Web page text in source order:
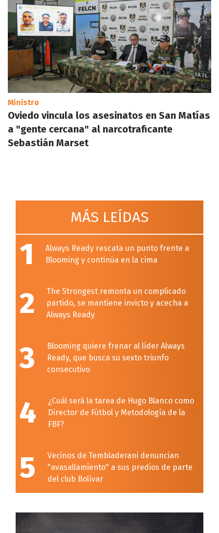
Ministro
Oviedo vincula los asesinatos en San Matías
a "gente cercana" al narcotraficante
Sebastián Marset
MÁS LEÍDAS
1
Always Ready rescata un punto frente a
Blooming y continúa en la cima
2
The Strongest remonta un complicado
partido, se mantiene invicto y acecha a
Always Ready
3
Blooming quiere frenar al líder Always
Ready, que busca su sexto triunfo
consecutivo
4
¿Cuál será la tarea de Hugo Blanco como
Director de Fútbol y Metodología de la
FBF?
5
Vecinos de Tembladerani denuncian
"avasallamiento" a sus predios de parte
del club Bolívar